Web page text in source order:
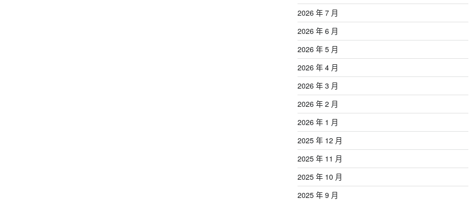
2026 年 7 月
2026 年 6 月
2026 年 5 月
2026 年 4 月
2026 年 3 月
2026 年 2 月
2026 年 1 月
2025 年 12 月
2025 年 11 月
2025 年 10 月
2025 年 9 月